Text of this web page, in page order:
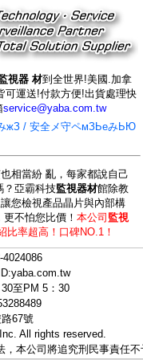
視器 材到全世界!美國.加拿
運送!付款方便!出貨處理快
service@yaba.com.tw
жЗ / 安全メ守ペмЗЬеみЬЮ
相當紛 亂，每家都說自己
？亞霸科技監視器材館除教
您檢視產品晶片與內部構
不怕您比價！ 本公司 監視
比率超高！口碑NO.1！
yaba.com.tw
至PM 5：30
67號
All rights reserved.
本公司將追究刑民事責任不